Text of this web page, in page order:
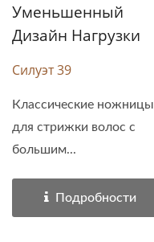
Уменьшенный
Дизайн Нагрузки
Силуэт 39
Классические ножницы
для стрижки волос с
большим...
Подробности